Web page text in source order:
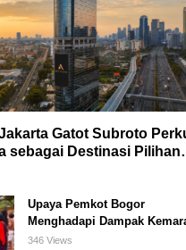
Gatot Subroto
sebagai Destinasi Pilihan
Staycation, Meeting,
Upaya Pemkot Bogor
Menghadapi Dampak
Panjang
346 Views